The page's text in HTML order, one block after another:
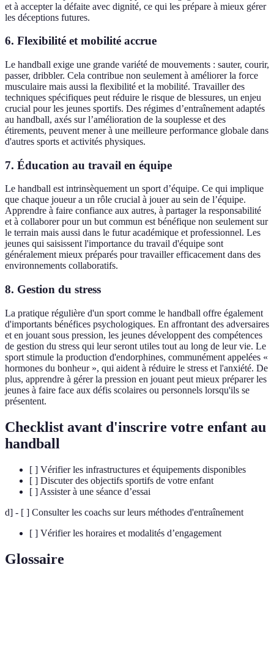
et à accepter la défaite avec dignité, ce qui les prépare à mieux gérer
les déceptions futures.
6. Flexibilité et mobilité accrue
Le handball exige une grande variété de mouvements : sauter, courir,
passer, dribbler. Cela contribue non seulement à améliorer la force
musculaire mais aussi la flexibilité et la mobilité. Travailler des
techniques spécifiques peut réduire le risque de blessures, un enjeu
crucial pour les jeunes sportifs. Des régimes d’entraînement adaptés
au handball, axés sur l’amélioration de la souplesse et des
étirements, peuvent mener à une meilleure performance globale dans
d'autres sports et activités physiques.
7. Éducation au travail en équipe
Le handball est intrinsèquement un sport d’équipe. Ce qui implique
que chaque joueur a un rôle crucial à jouer au sein de l’équipe.
Apprendre à faire confiance aux autres, à partager la responsabilité
et à collaborer pour un but commun est bénéfique non seulement sur
le terrain mais aussi dans le futur académique et professionnel. Les
jeunes qui saisissent l'importance du travail d'équipe sont
généralement mieux préparés pour travailler efficacement dans des
environnements collaboratifs.
8. Gestion du stress
La pratique régulière d'un sport comme le handball offre également
d'importants bénéfices psychologiques. En affrontant des adversaires
et en jouant sous pression, les jeunes développent des compétences
de gestion du stress qui leur seront utiles tout au long de leur vie. Le
sport stimule la production d'endorphines, communément appelées «
hormones du bonheur », qui aident à réduire le stress et l'anxiété. De
plus, apprendre à gérer la pression en jouant peut mieux préparer les
jeunes à faire face aux défis scolaires ou personnels lorsqu'ils se
présentent.
Checklist avant d'inscrire votre enfant au
handball
[ ] Vérifier les infrastructures et équipements disponibles
[ ] Discuter des objectifs sportifs de votre enfant
[ ] Assister à une séance d’essai
d] - [ ] Consulter les coachs sur leurs méthodes d'entraînement
[ ] Vérifier les horaires et modalités d’engagement
Glossaire